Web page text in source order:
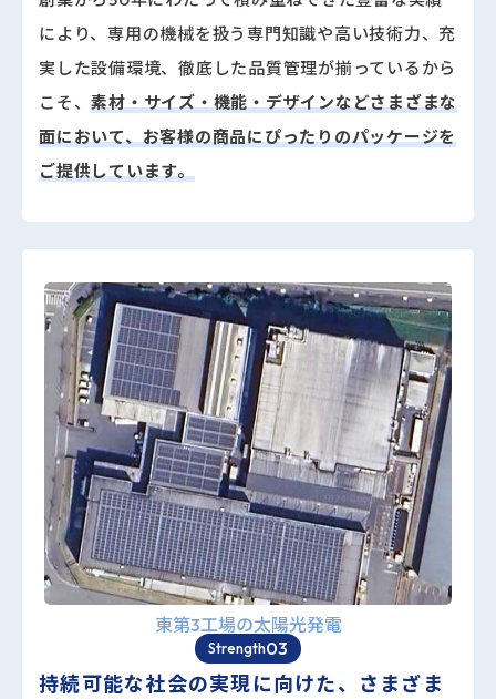
により、専用の機械を扱う専門知識や高い技術力、充
実した設備環境、徹底した品質管理が揃っているから
こそ、素材・サイズ・機能・デザインなどさまざまな
面において、お客様の商品にぴったりのパッケージを
ご提供しています。
東第3工場の太陽光発電
Strength03
持続可能な社会の実現に向けた、 さまざま